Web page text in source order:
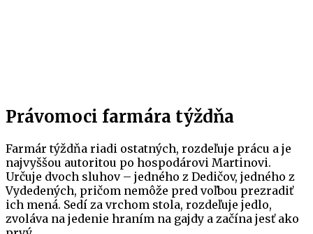
Právomoci farmára týždňa
Farmár týždňa riadi ostatných, rozdeľuje prácu a je
najvyššou autoritou po hospodárovi Martinovi.
Určuje dvoch sluhov – jedného z Dedičov, jedného z
Vydedených, pričom nemôže pred voľbou prezradiť
ich mená. Sedí za vrchom stola, rozdeľuje jedlo,
zvoláva na jedenie hraním na gajdy a začína jesť ako